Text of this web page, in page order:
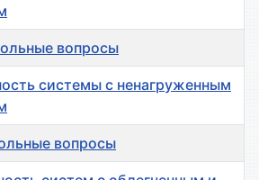
вопросы
системы с ненагруженным
вопросы